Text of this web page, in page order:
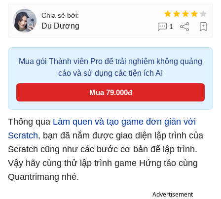
Du Dương 1
Mua gói Thành viên Pro để trải nghiệm không quảng
cáo và sử dụng các tiện ích AI
Mua 79.000đ
Thông qua Làm quen và tạo game đơn giản với
Scratch, bạn đã nắm được giao diện lập trình của
Scratch cũng như các bước cơ bản để lập trình.
Vậy hãy cùng thử lập trình game Hứng táo cùng
Quantrimang nhé.
Advertisement